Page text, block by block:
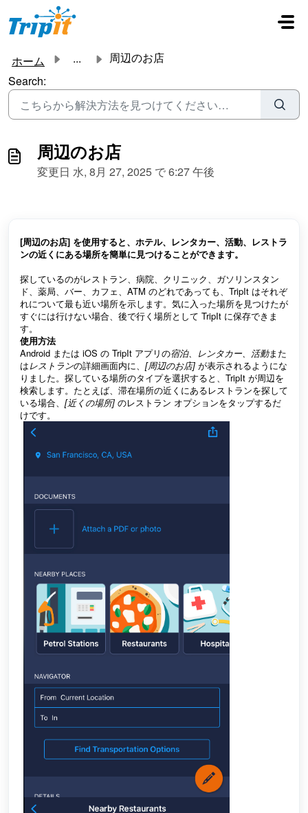
メインコンテンツに移動
ホーム ...
周辺のお店
Search:
周辺のお店
変更日 水, 8月 27, 2025 で 6:27 午後
[周辺のお店] を使用すると、ホテル、レンタカー、活動、レストラ
ンの近くにある場所を簡単に見つけることができます。
探しているのがレストラン、病院、クリニック、ガソリンスタン
ド、薬局、バー、カフェ、ATM のどれであっても、TripIt はそれぞ
れについて最も近い場所を示します。気に入った場所を見つけたが
すぐには行けない場合、後で行く場所として TripIt に保存できま
す。
使用方法
Android または iOS の TripIt アプリの宿泊、レンタカー、活動また
はレストランの詳細画面内に、 [周辺のお店] が表示されるようにな
りました。探している場所のタイプを選択すると、TripIt が周辺を
検索します。たとえば、滞在場所の近くにあるレストランを探して
いる場合、 [近くの場所] のレストラン オプションをタップするだ
けです。